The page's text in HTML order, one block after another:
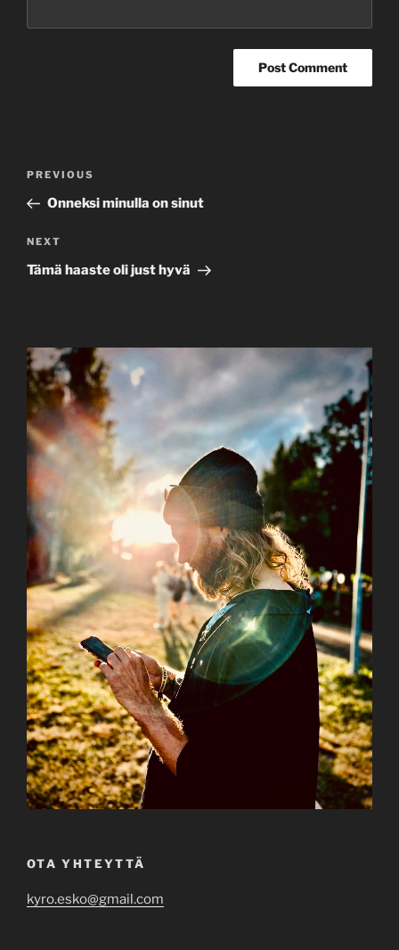
Previous
Post
PREVIOUS
Onneksi minulla on sinut
Next
Post
NEXT
Tämä haaste oli just hyvä
OTA YHTEYTTÄ
kyro.esko@gmail.com